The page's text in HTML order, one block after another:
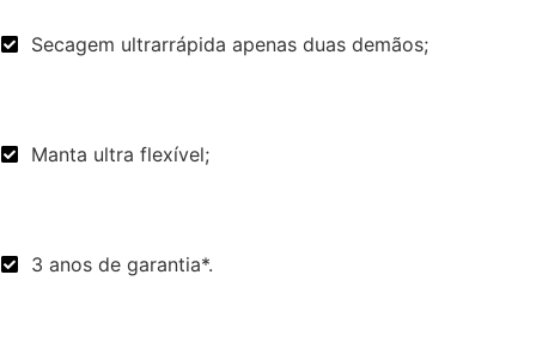
Secagem ultrarrápida apenas duas demãos;
Manta ultra flexível;
3 anos de garantia*.